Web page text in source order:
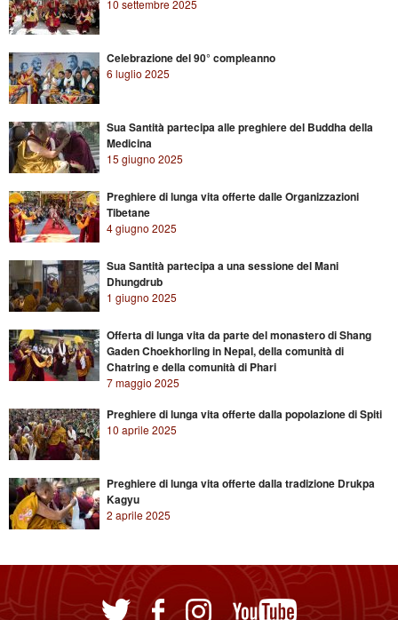
10 settembre 2025
Celebrazione del 90° compleanno
6 luglio 2025
Sua Santità partecipa alle preghiere del Buddha della
Medicina
15 giugno 2025
Preghiere di lunga vita offerte dalle Organizzazioni
Tibetane
4 giugno 2025
Sua Santità partecipa a una sessione del Mani
Dhungdrub
1 giugno 2025
Offerta di lunga vita da parte del monastero di Shang
Gaden Choekhorling in Nepal, della comunità di
Chatring e della comunità di Phari
7 maggio 2025
Preghiere di lunga vita offerte dalla popolazione di Spiti
10 aprile 2025
Preghiere di lunga vita offerte dalla tradizione Drukpa
Kagyu
2 aprile 2025